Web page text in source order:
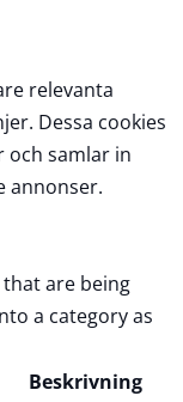
relevanta
Dessa cookies
och samlar in
annonser.
are being
a category as
Beskrivning